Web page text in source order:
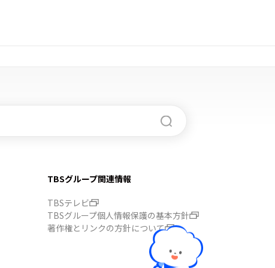
TBSグループ関連情報
TBSテレビ
TBSグループ個人情報保護の基本方針
著作権とリンクの方針について